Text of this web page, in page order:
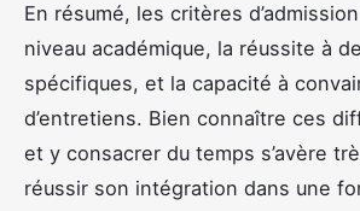
En résumé, les critères
niveau académique, la réussite à
spécifiques, et la capacité à
d’entretiens. Bien connaître ces
et y consacrer du temps s’avère
réussir son intégration dans une